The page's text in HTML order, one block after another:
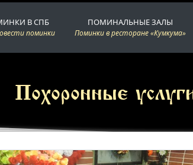
В СПБ
поминки
ПОМИНАЛЬНЫЕ ЗАЛЫ
Поминки в ресторане «Кумкума»
Похоронные